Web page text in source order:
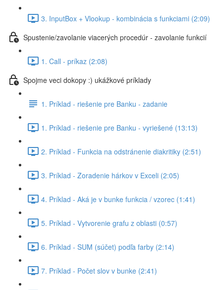
3. InputBox + Vlookup - kombinácia s funkciami (2:09)
Spustenie/zavolanie viacerých procedúr - zavolanie funkcií
1. Call - príkaz (2:08)
Spojme veci dokopy :) ukážkové príklady
1. Príklad - riešenie pre Banku - zadanie
1. Príklad - riešenie pre Banku - vyriešené (13:13)
2. Príklad - Funkcia na odstránenie diakritiky (2:51)
3. Príklad - Zoradenie hárkov v Exceli (2:05)
4. Príklad - Aká je v bunke funkcia / vzorec (1:41)
5. Príklad - Vytvorenie grafu z oblasti (0:57)
6. Príklad - SUM (súčet) podľa farby (2:14)
7. Príklad - Počet slov v bunke (2:41)